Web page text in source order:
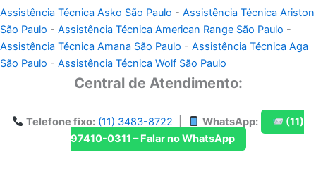
Assistência Técnica Asko São Paulo - Assistência Técnica Ariston
São Paulo - Assistência Técnica American Range São Paulo -
Assistência Técnica Amana São Paulo - Assistência Técnica Aga
São Paulo - Assistência Técnica Wolf São Paulo
Central de Atendimento:
Telefone fixo: (11) 3483-8722 WhatsApp:
(11)
97410-0311 – Falar no WhatsApp